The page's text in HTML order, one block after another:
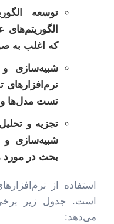
توسعه
که اغلب به
شبیه‌سازی
تست مدل‌ها و
تجزیه و
شبیه‌سازی و
بحث در مورد
استفاده از
است. جدول زیر
می‌دهد: